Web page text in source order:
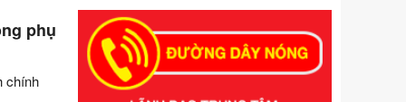
phụ
chính